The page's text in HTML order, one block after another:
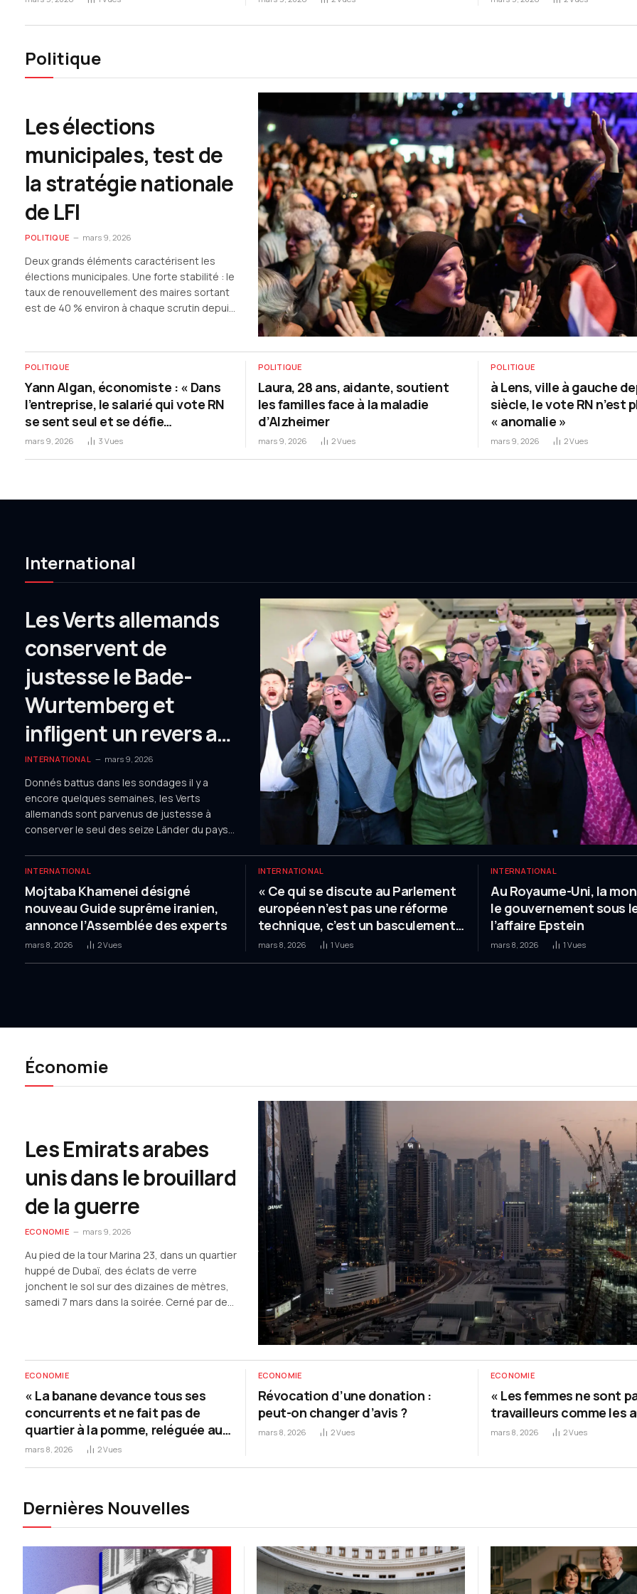
Politique
Les élections
municipales, test de
la stratégie nationale
de LFI
POLITIQUE mars 9, 2026
Deux grands éléments caractérisent les
élections municipales. Une forte stabilité : le
taux de renouvellement des maires sortant
est de 40 % environ à chaque scrutin depuis
confirmée par l’enquête électorale française
menée par Ipsos BVA pour Le Monde, le
Cevipof et…
POLITIQUE
Yann Algan, économiste : « Dans
l’entreprise, le salarié qui vote RN
se sent seul et se défie
davantage de ses collègues »
mars 9, 2026 3 Vues
POLITIQUE
Laura, 28 ans, aidante, soutient
les familles face à la maladie
d’Alzheimer
mars 9, 2026 2Vues
POLITIQUE
à Lens, ville à gauche
siècle, le vote RN n’est
« anomalie »
mars 9, 2026 2Vues
International
Les Verts allemands
conservent de
justesse le Bade-
Wurtemberg et
infligent un revers au
parti du chancelier
INTERNATIONAL mars 9, 2026
Donnés battus dans les sondages il y a
encore quelques semaines, les Verts
allemands sont parvenus de justesse à
conserver le seul des seize Länder du pays
des élections régionales qui se sont tenues
dimanche 8 mars dans le Land méridional du
Bade-Wurtemberg, proche de…
INTERNATIONAL
Mojtaba Khamenei désigné
nouveau Guide suprême iranien,
annonce l’Assemblée des experts
mars 8, 2026 2Vues
INTERNATIONAL
« Ce qui se discute au Parlement
européen n’est pas une réforme
technique, c’est un basculement
politique et moral »
mars 8, 2026 1 Vues
INTERNATIONAL
Au Royaume-Uni, la
le gouvernement sous
l’affaire Epstein
mars 8, 2026 1 Vues
Économie
Les Emirats arabes
unis dans le brouillard
de la guerre
ECONOMIE mars 9, 2026
Au pied de la tour Marina 23, dans un quartier
huppé de Dubaï, des éclats de verre
jonchent le sol sur des dizaines de mètres,
samedi 7 mars dans la soirée. Cerné par des
ECONOMIE
« La banane devance tous ses
concurrents et ne fait pas de
quartier à la pomme, reléguée au
deuxième rang depuis quelque
temps »
mars 8, 2026 2Vues
ECONOMIE
Révocation d’une donation :
peut-on changer d’avis ?
mars 8, 2026 2Vues
ECONOMIE
« Les femmes ne sont
travailleurs comme les
mars 8, 2026 2Vues
Dernières Nouvelles